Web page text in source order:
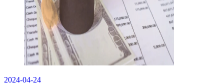
2024-04-24